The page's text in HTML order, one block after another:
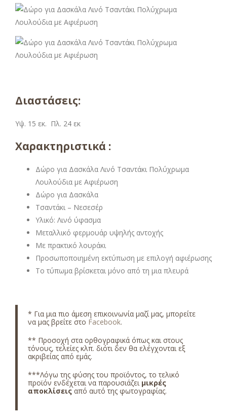
Διαστάσεις:
Υψ. 15 εκ. Πλ. 24 εκ
Χαρακτηριστικά :
Δώρο για Δασκάλα Λινό Τσαντάκι Πολύχρωμα
Λουλούδια με Αφιέρωση
Δώρο για Δασκάλα
Τσαντάκι – Νεσεσέρ
Υλικό: Λινό ύφασμα
Μεταλλικό φερμουάρ υψηλής αντοχής
Με πρακτικό λουράκι
Προσωποποιημένη εκτύπωση με επιλογή αφιέρωσης
Το τύπωμα βρίσκεται μόνο από τη μια πλευρά
* Για μια πιο άμεση επικοινωνία μαζί μας, μπορείτε
να μας βρείτε στο Facebook.
** Προσοχή στα ορθογραφικά όπως και στους
τόνους, τελείες κλπ. διότι δεν θα ελέγχονται εξ
ακριβείας από εμάς.
***Λόγω της φύσης του προϊόντος, το τελικό
προϊόν ενδέχεται να παρουσιάζει μικρές
αποκλίσειςαπό αυτό της φωτογραφίας.